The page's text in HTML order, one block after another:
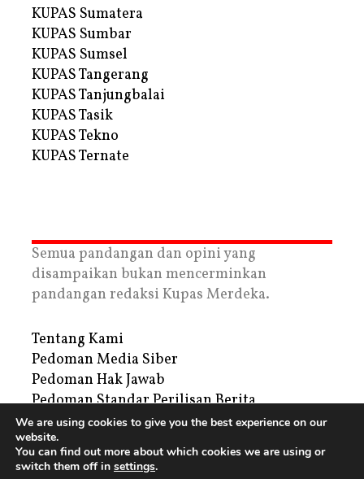
KUPAS Sumatera
KUPAS Sumbar
KUPAS Sumsel
KUPAS Tangerang
KUPAS Tanjungbalai
KUPAS Tasik
KUPAS Tekno
KUPAS Ternate
Semua pandangan dan opini yang
disampaikan bukan mencerminkan
pandangan redaksi Kupas Merdeka.
Tentang Kami
Pedoman Media Siber
Pedoman Hak Jawab
Pedoman Standar Perilisan Berita
Privacy Policy
Periklanan
We are using cookies to give you the best experience on our
website.
You can find out more about which cookies we are using or
switch them off in settings.